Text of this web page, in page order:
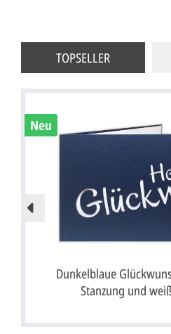
TOPSELLER
Neu
Dunkelblaue
Stanzung und